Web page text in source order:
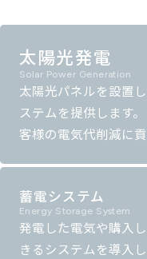
太陽光発電
Solar Power Generation
太陽光パネルを設置
ステムを提供します
客様の電気代削減に貢
蓄電システム
Energy Storage System
発電した電気や購入
きるシステムを導入